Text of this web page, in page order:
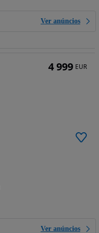
Ver anúncios
Ver anúncios
4 999 EUR